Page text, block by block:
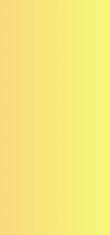
cứu, phát triển
tạo nên
vị thuốc quý
thung
địa, Câu kỷ
Sa nhân,
Bạch chỉ,
Trạch tả,
thấp, bổ can
nhức xương
cốt. Công
cảm giác nặng
niên và